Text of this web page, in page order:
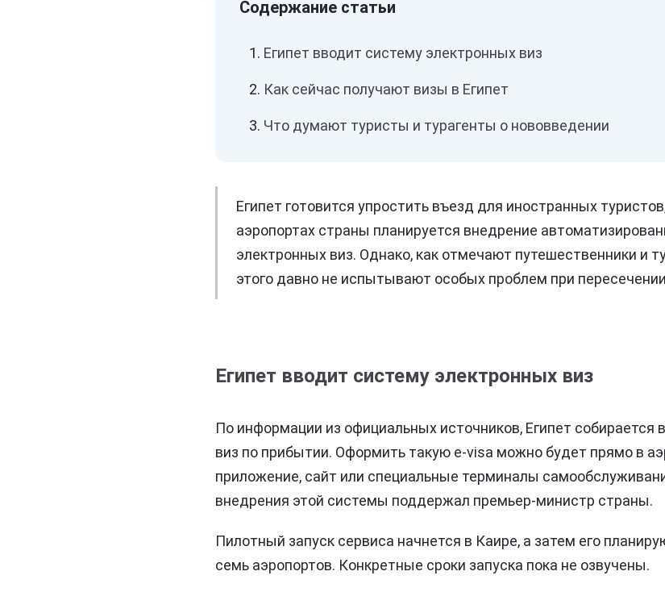
Египет вводит систему электронных виз
Как сейчас получают визы в Египет
Что думают туристы и турагенты о нововведении
Египет готовится упростить въезд для иностранных
аэропортах страны планируется внедрение
электронных виз. Однако, как отмечают путешественники и
этого давно не испытывают особых проблем при
Египет вводит систему электронных виз
По информации из официальных источников, Египет собирается
виз по прибытии. Оформить такую e-visa можно будет прямо в
приложение, сайт или специальные терминалы
внедрения этой системы поддержал премьер-министр страны.
Пилотный запуск сервиса начнется в Каире, а затем его
семь аэропортов. Конкретные сроки запуска пока не озвучены.